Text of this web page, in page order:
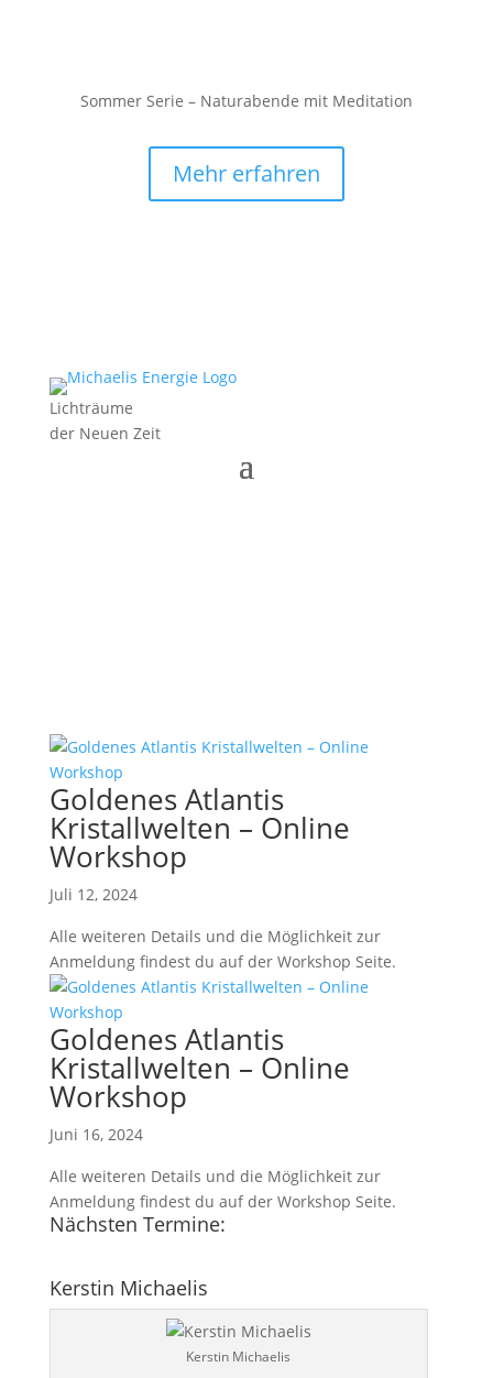
Sommer Serie – Naturabende mit Meditation
Mehr erfahren
Lichträume
der Neuen Zeit
Goldenes Atlantis
Kristallwelten – Online
Workshop
Juli 12, 2024
Alle weiteren Details und die Möglichkeit zur
Anmeldung findest du auf der Workshop Seite.
Goldenes Atlantis
Kristallwelten – Online
Workshop
Juni 16, 2024
Alle weiteren Details und die Möglichkeit zur
Anmeldung findest du auf der Workshop Seite.
Nächsten Termine:
Kerstin Michaelis
Kerstin Michaelis